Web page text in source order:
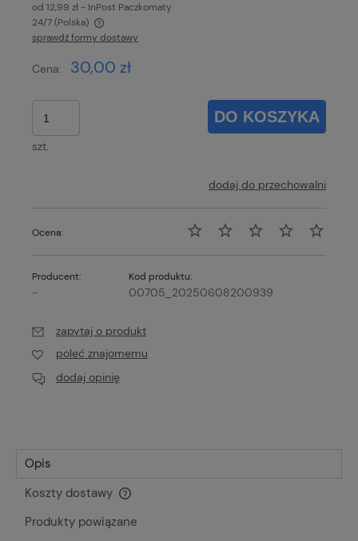
od 12,99 zł - InPost Paczkomaty
24/7(Polska)
Cena nie zawiera ewentualnych kosztów płatności
sprawdź formy dostawy
Cena: 30,00 zł
szt.
DO KOSZYKA
dodaj do przechowalni
Ocena:
Producent:
-
Kod produktu:
00705_20250608200939
zapytaj o produkt
poleć znajomemu
dodaj opinię
Opis
Koszty dostawy
Cena nie zawiera ewentualnych kosztów płatności
Produkty powiązane